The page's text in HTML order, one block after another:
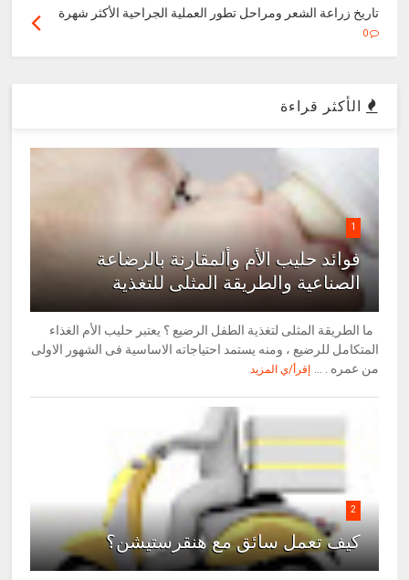
تاريخ زراعة الشعر ومراحل تطور العملية الجراحية الأكثر شهرة
0
الأكثر قراءة
1
فوائد حليب الأم وألمقارنة بالرضاعة
الصناعية والطريقة المثلى للتغذية
ما الطريقة المثلى لتغذية الطفل الرضيع ؟ يعتبر حليب الأم الغذاء
المتكامل للرضيع ، ومنه يستمد احتياجاته الاساسية فى الشهور الاولى
من عمره . ...
إقرأ/ي المزيد
2
كيف تعمل سائق مع هنقرستيشن؟